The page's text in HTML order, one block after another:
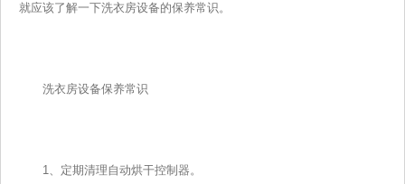
就应该了解一下洗衣房设备的保养常识。
洗衣房设备保养常识
1、定期清理自动烘干控制器。